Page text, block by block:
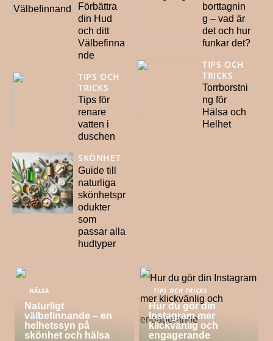
Förbättra
din Hud
och ditt
Välbefinna
nde
TIPS OCH
TRICKS
Tips för
renare
vatten i
duschen
SKÖNHET
Guide till
naturliga
skönhetspr
odukter
som
passar alla
hudtyper
borttagnin
g – vad är
det och hur
funkar det?
TIPS OCH
TRICKS
Torrborstni
ng för
Hälsa och
Helhet
HÄLSA
Naturligt
välbefinnande – en
helhetssyn på
skönhet och hälsa
TIPS OCH TRICKS
Hur du gör din
Instagram mer
klickvänlig och
engagerande